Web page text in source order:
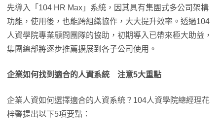
先導入「104 HR Max」系統，因其具有集團式多公司架構
功能，使用後，也能跨組織協作，大大提升效率。透過104
人資學院專業顧問團隊的協助，初期導入已帶來極大助益，
集團總部將逐步推薦擴展到各子公司使用。
企業如何找到適合的人資系統 注意5大重點
企業人資如何選擇適合的人資系統？104人資學院總經理花
梓馨提出以下5項要點：